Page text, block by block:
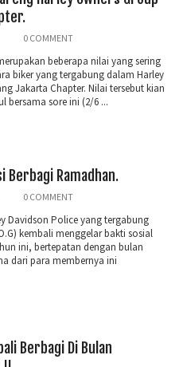
0 COMMENT
beberapa nilai yang sering
biker yang tergabung dalam Harley
Jakarta Chapter. Nilai tersebut kian
bersama sore ini (2/6 ...
Berbagi Ramadhan.
0 COMMENT
Davidson Police yang tergabung
kembali menggelar bakti sosial
ini, bertepatan dengan bulan
dari para membernya ini
Berbagi Di Bulan